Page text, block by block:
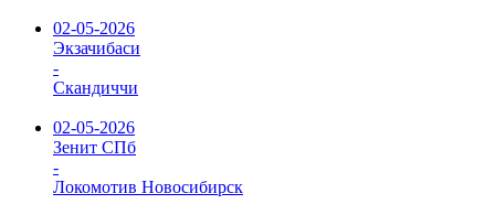
02-05-2026
Экзачибаси
-
Скандиччи
02-05-2026
Зенит СПб
-
Локомотив Новосибирск